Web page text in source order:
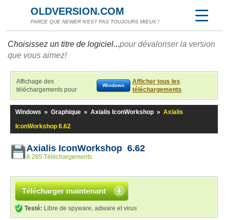
OLDVERSION.COM
PARCE QUE NEWER N'EST PAS TOUJOURS MIEUX !
Choisissez un titre de logiciel...pour dévaloriser la version
que vous aimez!
Affichage des
téléchargements pour
Windows
Afficher tous les
téléchargements
Windows » Graphique » Axialis IconWorkshop » Axialis
IconWorkshop 6.62
Axialis IconWorkshop 6.62
8 285 Téléchargements
Télécharger maintenant
Testé: Libre de spyware, adware et virus